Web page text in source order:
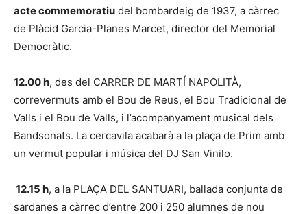
acte commemoratiu del bombardeig de 1937, a càrrec
de Plàcid Garcia-Planes Marcet, director del Memorial
Democràtic.
12.00 h, des del CARRER DE MARTÍ NAPOLITÀ,
correvermuts amb el Bou de Reus, el Bou Tradicional de
Valls i el Bou de Valls, i l’acompanyament musical dels
Bandsonats. La cercavila acabarà a la plaça de Prim amb
un vermut popular i música del DJ San Vinilo.
12.15 h, a la PLAÇA DEL SANTUARI, ballada conjunta de
sardanes a càrrec d’entre 200 i 250 alumnes de nou